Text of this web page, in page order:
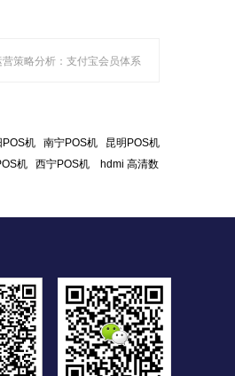
营策略分析：支付宝会员体系
POS机 南宁POS机
昆明POS机
机 西宁POS机
hdmi 高清数